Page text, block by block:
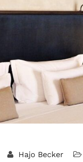
Hajo Becker